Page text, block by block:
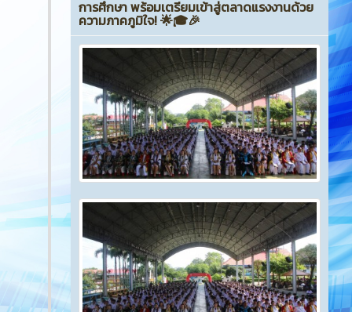
การศึกษา พร้อมเตรียมเข้าสู่ตลาดแรงงานด้วย
ความภาคภูมิใจ! 🌟🎓🎉